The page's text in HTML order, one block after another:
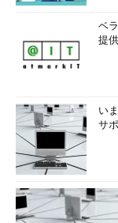
ベ
提
い
サ